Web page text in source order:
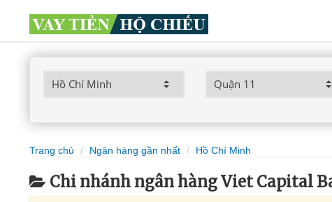
Trang chủ Ngân hàng gần nhất Hồ Chí Minh
Chi nhánh ngân hàng Viet Capital